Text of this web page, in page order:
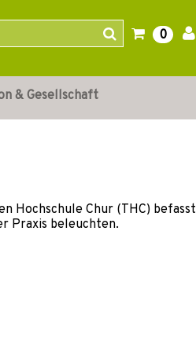
0
& Gesellschaft
Hochschule Chur (THC) befasst
Praxis beleuchten.